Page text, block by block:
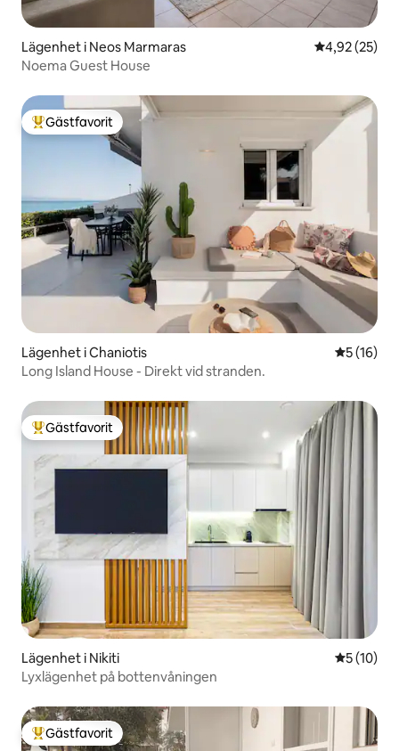
Lägenhet i Neos Marmaras 4,92 av 5 i
4,92 (25)
Noema Guest House
Populär gästfavorit
Gästfavorit
Lägenhet i Chaniotis 5 av 5 i
5 (16)
Long Island House - Direkt vid stranden.
Populär gästfavorit
Gästfavorit
Lägenhet i Nikiti 5 av 5 i
5 (10)
Lyxlägenhet på bottenvåningen
Populär gästfavorit
Gästfavorit